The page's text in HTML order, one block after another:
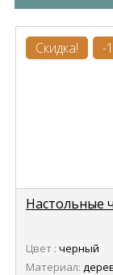
Скидка! -
Настольные
Цвет : черный
Материал: